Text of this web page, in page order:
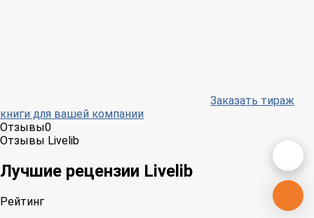
Заказать тираж
книги для вашей компании
Отзывы0
Отзывы Livelib
Лучшие рецензии Livelib
Рейтинг